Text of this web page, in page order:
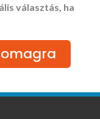
választás, ha